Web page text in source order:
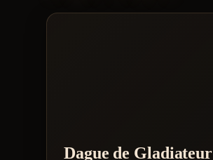
Dague de Gladiateur